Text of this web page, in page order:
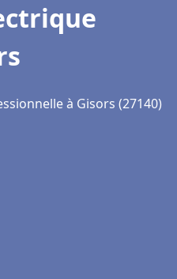
à Gisors (27140)